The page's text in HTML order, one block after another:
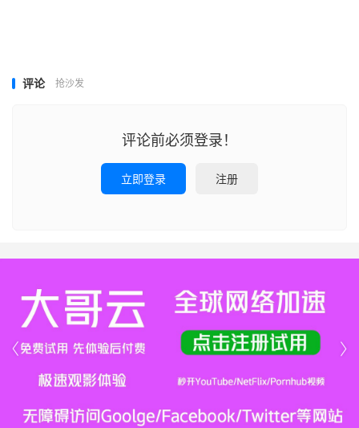
评论 抢沙发
评论前必须登录！
立即登录 注册

